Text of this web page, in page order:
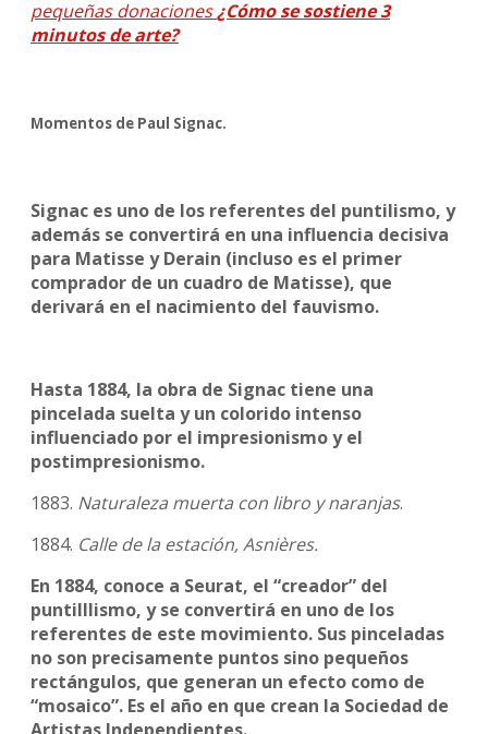
pequeñas donaciones¿Cómo se sostiene 3
minutos de arte?
Momentos de Paul Signac.
Signac es uno de los referentes del puntilismo, y
además se convertirá en una influencia decisiva
para Matisse y Derain (incluso es el primer
comprador de un cuadro de Matisse), que
derivará en el nacimiento del fauvismo.
Hasta 1884, la obra de Signac tiene una
pincelada suelta y un colorido intenso
influenciado por el impresionismo y el
postimpresionismo.
1883. Naturaleza muerta con libro y naranjas.
1884. Calle de la estación, Asnières.
En 1884, conoce a Seurat, el “creador” del
puntilllismo, y se convertirá en uno de los
referentes de este movimiento. Sus pinceladas
no son precisamente puntos sino pequeños
rectángulos, que generan un efecto como de
“mosaico”. Es el año en que crean la Sociedad de